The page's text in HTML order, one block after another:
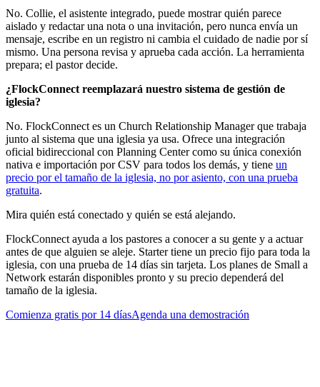
No. Collie, el asistente integrado, puede mostrar quién parece
aislado y redactar una nota o una invitación, pero nunca envía un
mensaje, escribe en un registro ni cambia el cuidado de nadie por sí
mismo. Una persona revisa y aprueba cada acción. La herramienta
prepara; el pastor decide.
¿FlockConnect reemplazará nuestro sistema de gestión de
iglesia?
No. FlockConnect es un Church Relationship Manager que trabaja
junto al sistema que una iglesia ya usa. Ofrece una integración
oficial bidireccional con Planning Center como su única conexión
nativa e importación por CSV para todos los demás, y tiene un
precio por el tamaño de la iglesia, no por asiento, con una prueba
gratuita.
Mira quién está conectado y quién se está alejando.
FlockConnect ayuda a los pastores a conocer a su gente y a actuar
antes de que alguien se aleje. Starter tiene un precio fijo para toda la
iglesia, con una prueba de 14 días sin tarjeta. Los planes de Small a
Network estarán disponibles pronto y su precio dependerá del
tamaño de la iglesia.
Comienza gratis por 14 díasAgenda una demostración